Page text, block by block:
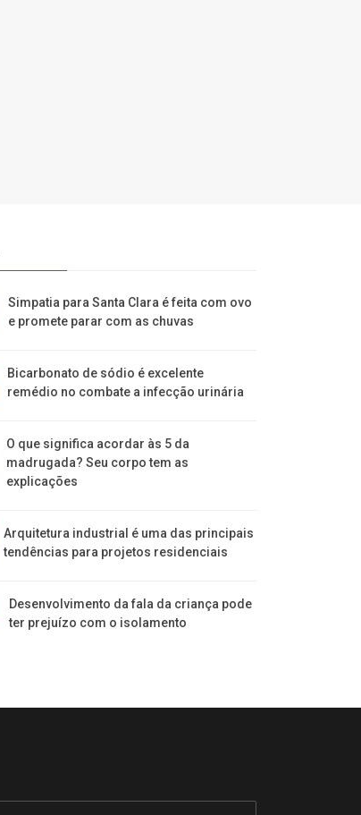
Simpatia para Santa Clara é feita com ovo
e promete parar com as chuvas
Bicarbonato de sódio é excelente
remédio no combate a infecção urinária
O que significa acordar às 5 da
madrugada? Seu corpo tem as
explicações
Arquitetura industrial é uma das principais
tendências para projetos residenciais
Desenvolvimento da fala da criança pode
ter prejuízo com o isolamento